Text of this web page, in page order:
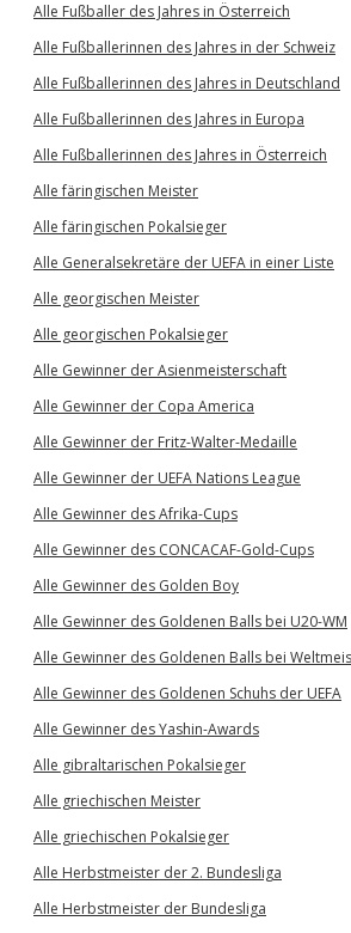
Alle Fußballer des Jahres in Österreich
Alle Fußballerinnen des Jahres in der Schweiz
Alle Fußballerinnen des Jahres in Deutschland
Alle Fußballerinnen des Jahres in Europa
Alle Fußballerinnen des Jahres in Österreich
Alle färingischen Meister
Alle färingischen Pokalsieger
Alle Generalsekretäre der UEFA in einer Liste
Alle georgischen Meister
Alle georgischen Pokalsieger
Alle Gewinner der Asienmeisterschaft
Alle Gewinner der Copa America
Alle Gewinner der Fritz-Walter-Medaille
Alle Gewinner der UEFA Nations League
Alle Gewinner des Afrika-Cups
Alle Gewinner des CONCACAF-Gold-Cups
Alle Gewinner des Golden Boy
Alle Gewinner des Goldenen Balls bei U20-WM
Alle Gewinner des Goldenen Balls bei
Alle Gewinner des Goldenen Schuhs der UEFA
Alle Gewinner des Yashin-Awards
Alle gibraltarischen Pokalsieger
Alle griechischen Meister
Alle griechischen Pokalsieger
Alle Herbstmeister der 2. Bundesliga
Alle Herbstmeister der Bundesliga